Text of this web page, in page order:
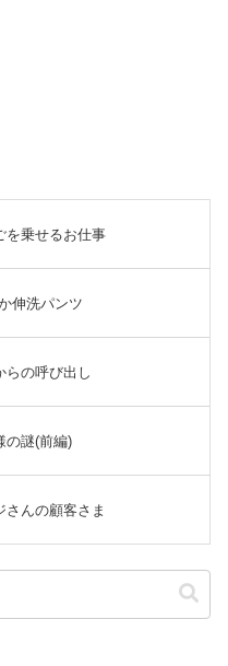
を乗せるお仕事
伸洗パンツ
らの呼び出し
の謎(前編)
さんの顧客さま